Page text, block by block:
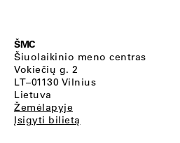
ŠMC
Šiuolaikinio meno centras
Vokiečių g. 2
LT–01130 Vilnius
Lietuva
Žemėlapyje
Įsigyti bilietą